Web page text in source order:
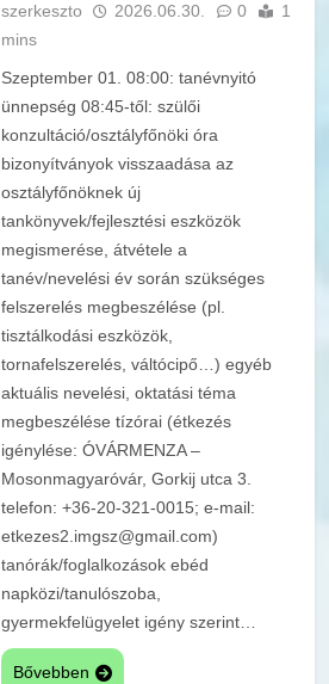
szerkeszto 2026.06.30. 0
1
mins
Szeptember 01. 08:00: tanévnyitó
ünnepség 08:45-től: szülői
konzultáció/osztályfőnöki óra
bizonyítványok visszaadása az
osztályfőnöknek új
tankönyvek/fejlesztési eszközök
megismerése, átvétele a
tanév/nevelési év során szükséges
felszerelés megbeszélése (pl.
tisztálkodási eszközök,
tornafelszerelés, váltócipő…) egyéb
aktuális nevelési, oktatási téma
megbeszélése tízórai (étkezés
igénylése: ÓVÁRMENZA –
Mosonmagyaróvár, Gorkij utca 3.
telefon: +36-20-321-0015; e-mail:
etkezes2.imgsz@gmail.com)
tanórák/foglalkozások ebéd
napközi/tanulószoba,
gyermekfelügyelet igény szerint…
Bővebben